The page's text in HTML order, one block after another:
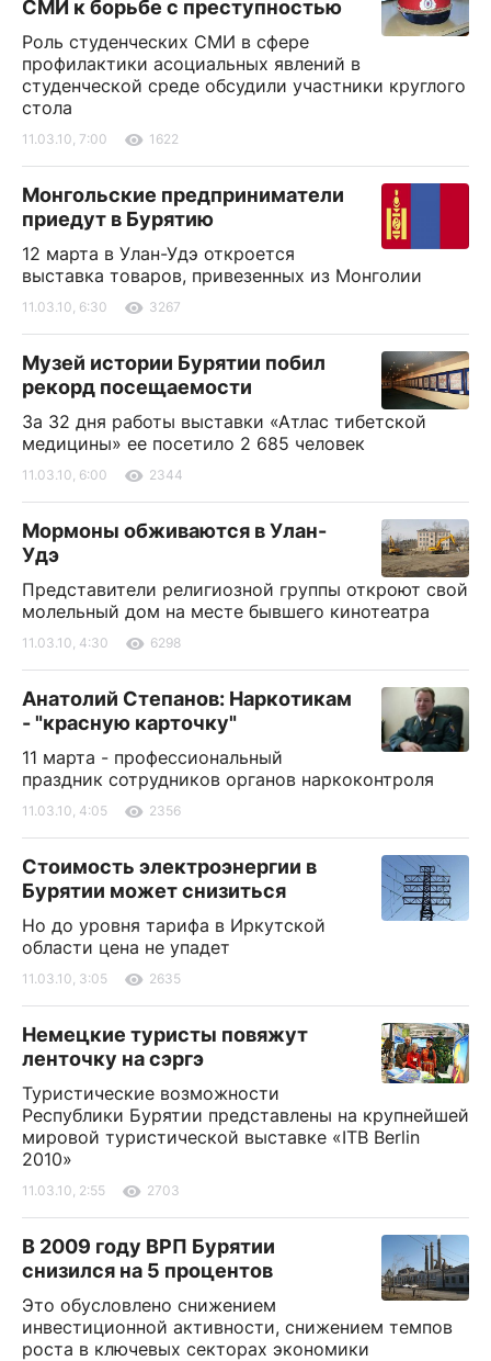
СМИ к борьбе с преступностью
Роль студенческих СМИ в сфере
профилактики асоциальных явлений в
студенческой среде обсудили участники круглого
стола
11.03.10, 7:00 1622
Монгольские предприниматели
приедут в Бурятию
12 марта в Улан-Удэ откроется
выставка товаров, привезенных из Монголии
11.03.10, 6:30 3267
Музей истории Бурятии побил
рекорд посещаемости
За 32 дня работы выставки «Атлас тибетской
медицины» ее посетило 2 685 человек
11.03.10, 6:00 2344
Мормоны обживаются в Улан-
Удэ
Представители религиозной группы откроют свой
молельный дом на месте бывшего кинотеатра
11.03.10, 4:30 6298
Анатолий Степанов: Наркотикам
- "красную карточку"
11 марта - профессиональный
праздник сотрудников органов наркоконтроля
11.03.10, 4:05 2356
Стоимость электроэнергии в
Бурятии может снизиться
Но до уровня тарифа в Иркутской
области цена не упадет
11.03.10, 3:05 2635
Немецкие туристы повяжут
ленточку на сэргэ
Туристические возможности
Республики Бурятии представлены на крупнейшей
мировой туристической выставке «ITB Berlin
2010»
11.03.10, 2:55 2703
В 2009 году ВРП Бурятии
снизился на 5 процентов
Это обусловлено снижением
инвестиционной активности, снижением темпов
роста в ключевых секторах экономики